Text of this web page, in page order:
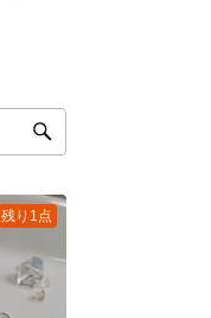
残り1点